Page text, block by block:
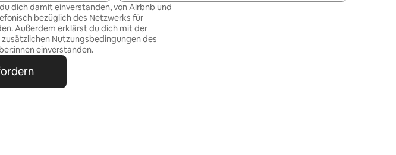
dich damit einverstanden, von Airbnb und
bezüglich des Netzwerks für
Außerdem erklärst du dich mit der
zusätzlichen Nutzungsbedingungen des
einverstanden.